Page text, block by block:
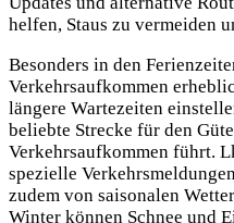
helfen, Staus zu vermeiden
Besonders in den
Verkehrsaufkommen
längere Wartezeiten
beliebte Strecke für den
Verkehrsaufkommen führt.
spezielle
zudem von saisonalen
Winter können Schnee und